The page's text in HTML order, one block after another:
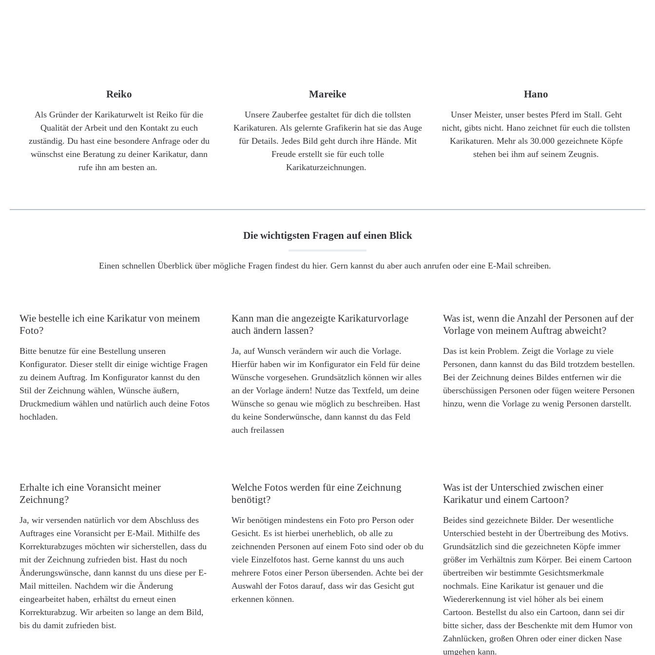
Reiko
Als Gründer der Karikaturwelt ist Reiko für die
Qualität der Arbeit und den Kontakt zu euch
zuständig. Du hast eine besondere Anfrage oder du
wünschst eine Beratung zu deiner Karikatur, dann
rufe ihn am besten an.
Mareike
Unsere Zauberfee gestaltet für dich die tollsten
Karikaturen. Als gelernte Grafikerin hat sie das Auge
für Details. Jedes Bild geht durch ihre Hände. Mit
Freude erstellt sie für euch tolle
Karikaturzeichnungen.
Hano
Unser Meister, unser bestes Pferd im Stall. Geht
nicht, gibts nicht. Hano zeichnet für euch die tollsten
Karikaturen. Mehr als 30.000 gezeichnete Köpfe
stehen bei ihm auf seinem Zeugnis.
Die wichtigsten Fragen auf einen Blick
Einen schnellen Überblick über mögliche Fragen findest du hier. Gern kannst du aber auch anrufen oder eine E-Mail schreiben.
Wie bestelle ich eine Karikatur von meinem
Foto?
Bitte benutze für eine Bestellung unseren
Konfigurator. Dieser stellt dir einige wichtige Fragen
zu deinem Auftrag. Im Konfigurator kannst du den
Stil der Zeichnung wählen, Wünsche äußern,
Druckmedium wählen und natürlich auch deine Fotos
hochladen.
Kann man die angezeigte Karikaturvorlage
auch ändern lassen?
Ja, auf Wunsch verändern wir auch die Vorlage.
Hierfür haben wir im Konfigurator ein Feld für deine
Wünsche vorgesehen. Grundsätzlich können wir alles
an der Vorlage ändern! Nutze das Textfeld, um deine
Wünsche so genau wie möglich zu beschreiben. Hast
du keine Sonderwünsche, dann kannst du das Feld
auch freilassen
Was ist, wenn die Anzahl der Personen auf der
Vorlage von meinem Auftrag abweicht?
Das ist kein Problem. Zeigt die Vorlage zu viele
Personen, dann kannst du das Bild trotzdem bestellen.
Bei der Zeichnung deines Bildes entfernen wir die
überschüssigen Personen oder fügen weitere Personen
hinzu, wenn die Vorlage zu wenig Personen darstellt.
Erhalte ich eine Voransicht meiner
Zeichnung?
Ja, wir versenden natürlich vor dem Abschluss des
Auftrages eine Voransicht per E-Mail. Mithilfe des
Korrekturabzuges möchten wir sicherstellen, dass du
mit der Zeichnung zufrieden bist. Hast du noch
Änderungswünsche, dann kannst du uns diese per E-
Mail mitteilen. Nachdem wir die Änderung
eingearbeitet haben, erhältst du erneut einen
Korrekturabzug. Wir arbeiten so lange an dem Bild,
bis du damit zufrieden bist.
Welche Fotos werden für eine Zeichnung
benötigt?
Wir benötigen mindestens ein Foto pro Person oder
Gesicht. Es ist hierbei unerheblich, ob alle zu
zeichnenden Personen auf einem Foto sind oder ob du
viele Einzelfotos hast. Gerne kannst du uns auch
mehrere Fotos einer Person übersenden. Achte bei der
Auswahl der Fotos darauf, dass wir das Gesicht gut
erkennen können.
Was ist der Unterschied zwischen einer
Karikatur und einem Cartoon?
Beides sind gezeichnete Bilder. Der wesentliche
Unterschied besteht in der Übertreibung des Motivs.
Grundsätzlich sind die gezeichneten Köpfe immer
größer im Verhältnis zum Körper. Bei einem Cartoon
übertreiben wir bestimmte Gesichtsmerkmale
nochmals. Eine Karikatur ist genauer und die
Wiedererkennung ist viel höher als bei einem
Cartoon. Bestellst du also ein Cartoon, dann sei dir
bitte sicher, dass der Beschenkte mit dem Humor von
Zahnlücken, großen Ohren oder einer dicken Nase
umgehen kann.